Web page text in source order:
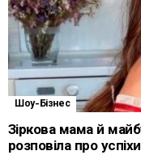
Шоу-Бізнес
Зіркова мама й
розповіла про